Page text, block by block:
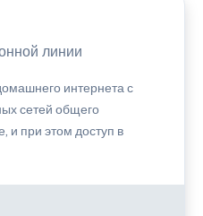
линии
интернета с
сетей общего
и при этом доступ в